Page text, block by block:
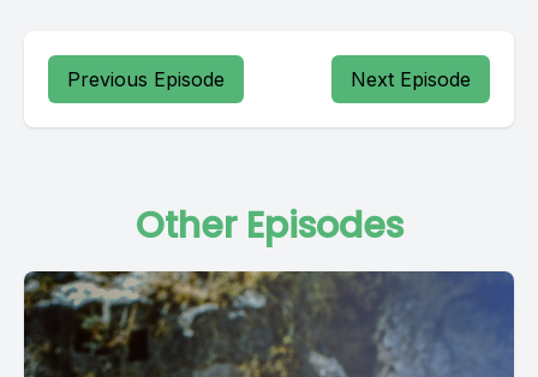
Previous Episode Next Episode
Other Episodes